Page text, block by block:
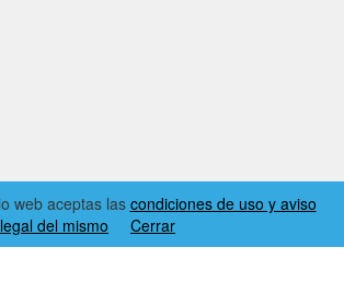
web aceptas las condiciones de uso y aviso
legal del mismo
Cerrar